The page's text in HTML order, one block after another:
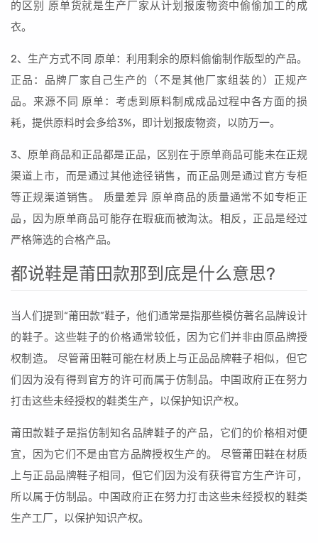
的区别 原单货就是生产厂家从计划报废物资中偷偷加工的成
衣。
2、生产方式不同 原单：利用剩余的原料偷偷制作版型的产品。
正品：品牌厂家自己生产的（不是其他厂家组装的）正规产
品。来源不同 原单：考虑到原料制成成品过程中各方面的损
耗，提供原料时会多给3%，即计划报废物资，以防万一。
3、原单商品和正品都是正品，区别在于原单商品可能未在正规
渠道上市，而是通过其他途径销售，而正品则是通过官方专柜
等正规渠道销售。 质量差异 原单商品的质量通常不如专柜正
品，因为原单商品可能存在瑕疵而被淘汰。相反，正品是经过
严格筛选的合格产品。
都说鞋是莆田款那到底是什么意思?
当人们提到“莆田款”鞋子，他们通常是指那些模仿著名品牌设计
的鞋子。这些鞋子的价格通常较低，因为它们并非由原品牌授
权制造。 尽管莆田鞋可能在材质上与正品品牌鞋子相似，但它
们因为没有得到官方的许可而属于仿制品。中国政府正在努力
打击这些未经授权的鞋类生产，以保护知识产权。
莆田款鞋子是指仿制知名品牌鞋子的产品，它们的价格相对便
宜，因为它们不是由官方品牌授权生产的。 尽管莆田鞋在材质
上与正品品牌鞋子相同，但它们因为没有获得官方生产许可，
所以属于仿制品。中国政府正在努力打击这些未经授权的鞋类
生产工厂，以保护知识产权。